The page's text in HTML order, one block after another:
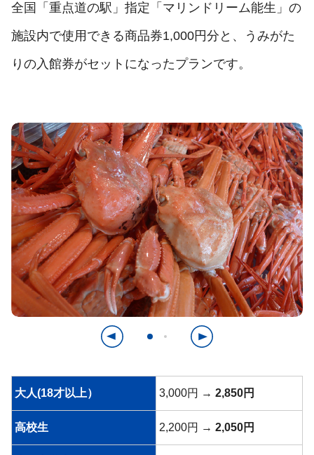
全国「重点道の駅」指定「マリンドリーム能生」の
施設内で使用できる商品券1,000円分と、うみがた
りの入館券がセットになったプランです。
大人(18才以上） 3,000円 → 2,850円
高校生 2,200円 → 2,050円